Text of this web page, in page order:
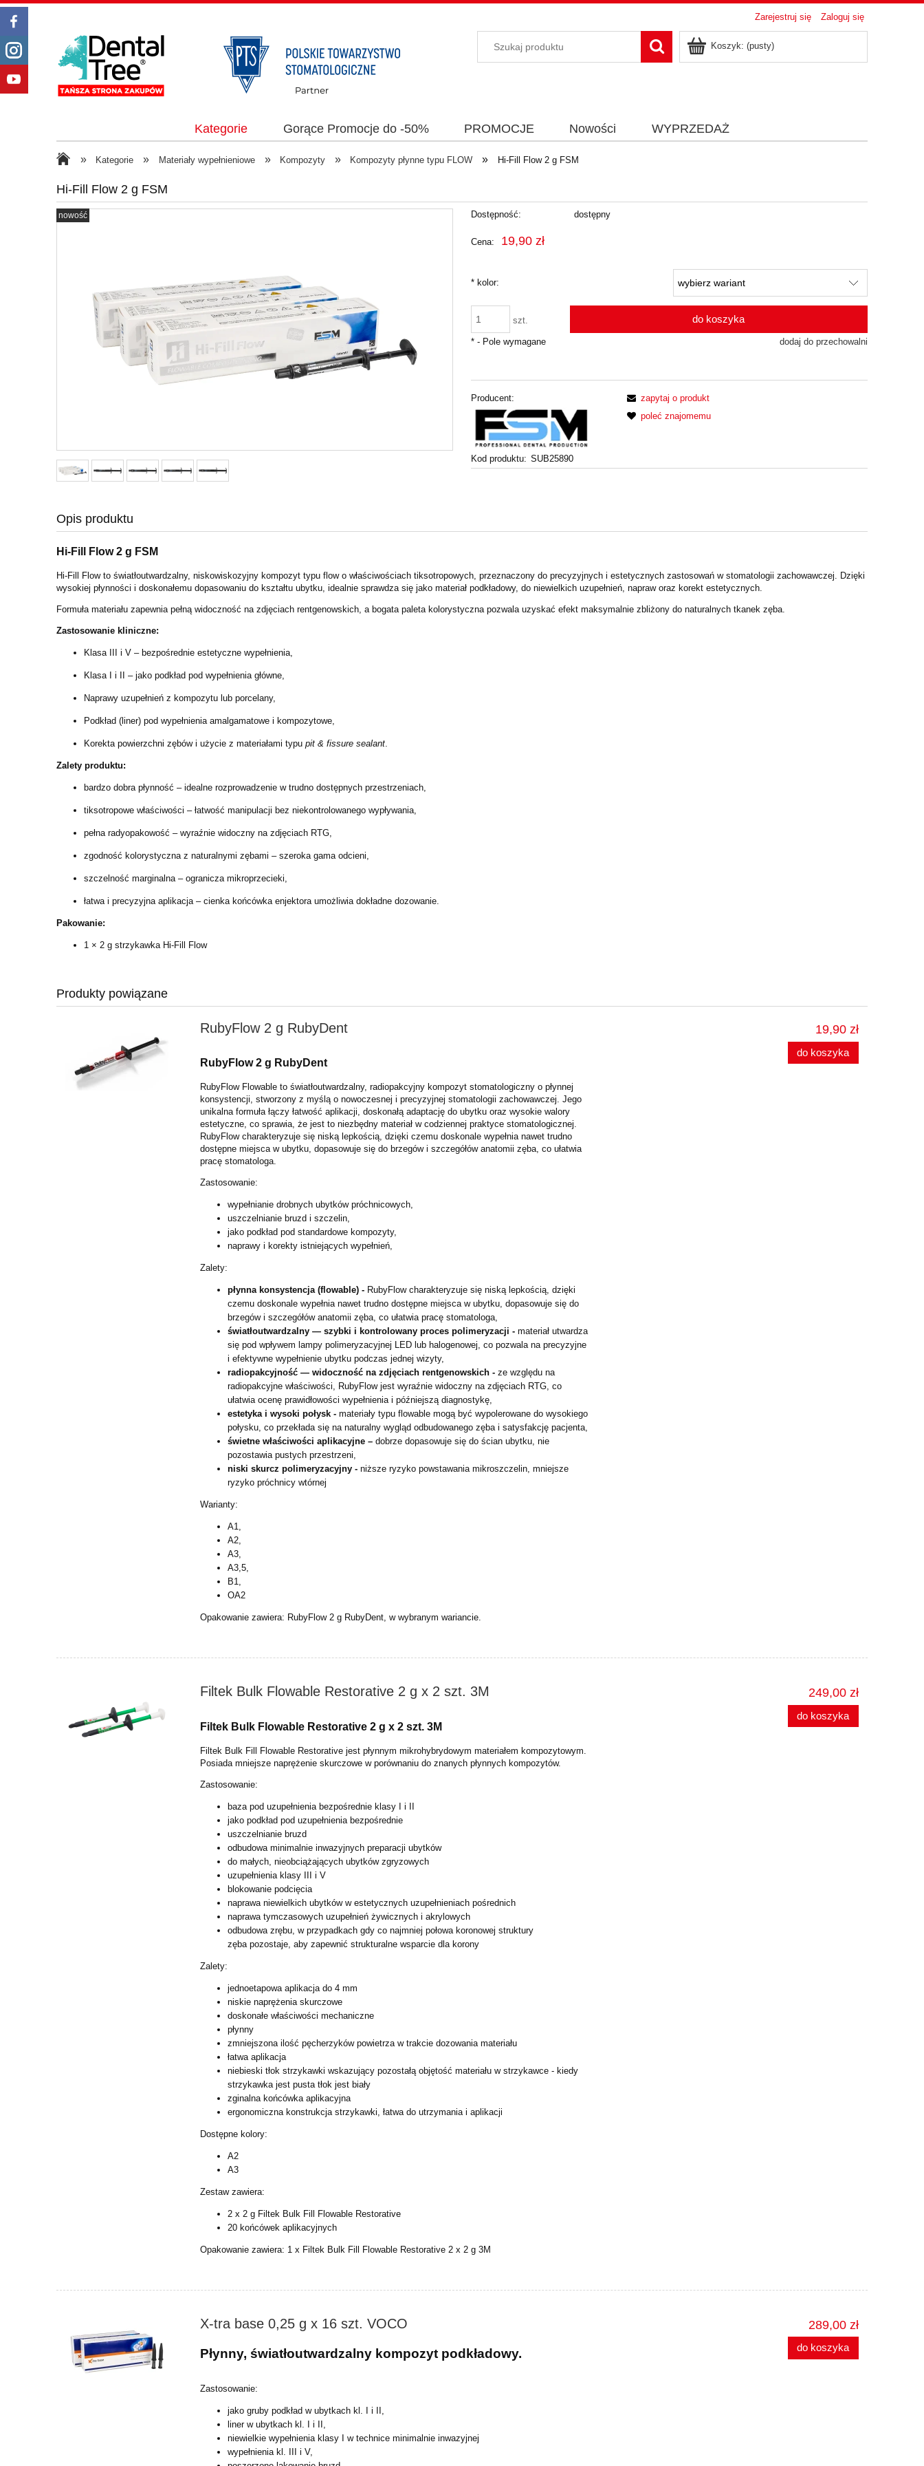
Zarejestruj się Zaloguj się
Koszyk: (pusty)
Kategorie Gorące Promocje do -50% PROMOCJE Nowości WYPRZEDAŻ
» Kategorie » Materiały wypełnieniowe » Kompozyty » Kompozyty płynne typu FLOW » Hi-Fill Flow 2 g FSM
Hi-Fill Flow 2 g FSM
nowość Dostępność: dostępny
Cena: 19,90 zł
*kolor:
szt. do koszyka
dodaj do przechowalni
*- Pole wymagane
Producent:
Kod produktu: SUB25890
zapytaj o produkt
poleć znajomemu
Opis produktu
Hi-Fill Flow 2 g FSM
Hi-Fill Flow to światłoutwardzalny, niskowiskozyjny kompozyt typu flow o właściwościach tiksotropowych, przeznaczony do precyzyjnych i estetycznych zastosowań w stomatologii zachowawczej. Dzięki
wysokiej płynności i doskonałemu dopasowaniu do kształtu ubytku, idealnie sprawdza się jako materiał podkładowy, do niewielkich uzupełnień, napraw oraz korekt estetycznych.
Formuła materiału zapewnia pełną widoczność na zdjęciach rentgenowskich, a bogata paleta kolorystyczna pozwala uzyskać efekt maksymalnie zbliżony do naturalnych tkanek zęba.
Zastosowanie kliniczne:
Klasa III i V – bezpośrednie estetyczne wypełnienia,
Klasa I i II – jako podkład pod wypełnienia główne,
Naprawy uzupełnień z kompozytu lub porcelany,
Podkład (liner) pod wypełnienia amalgamatowe i kompozytowe,
Korekta powierzchni zębów i użycie z materiałami typu pit & fissure sealant
Zalety produktu:
bardzo dobra płynność – idealne rozprowadzenie w trudno dostępnych przestrzeniach,
tiksotropowe właściwości – łatwość manipulacji bez niekontrolowanego wypływania,
pełna radyopakowość – wyraźnie widoczny na zdjęciach RTG,
zgodność kolorystyczna z naturalnymi zębami – szeroka gama odcieni,
szczelność marginalna – ogranicza mikroprzecieki,
łatwa i precyzyjna aplikacja – cienka końcówka enjektora umożliwia dokładne dozowanie.
Pakowanie:
1 × 2 g strzykawka Hi-Fill Flow
Produkty powiązane
RubyFlow 2 g RubyDent
RubyFlow 2 g RubyDent
RubyFlow Flowable to światłoutwardzalny, radiopakcyjny kompozyt stomatologiczny o płynnej
konsystencji, stworzony z myślą o nowoczesnej i precyzyjnej stomatologii zachowawczej. Jego
unikalna formuła łączy łatwość aplikacji, doskonałą adaptację do ubytku oraz wysokie walory
estetyczne, co sprawia, że jest to niezbędny materiał w codziennej praktyce stomatologicznej.
RubyFlow charakteryzuje się niską lepkością, dzięki czemu doskonale wypełnia nawet trudno
dostępne miejsca w ubytku, dopasowuje się do brzegów i szczegółów anatomii zęba, co ułatwia
pracę stomatologa.
Zastosowanie:
wypełnianie drobnych ubytków próchnicowych,
uszczelnianie bruzd i szczelin,
jako podkład pod standardowe kompozyty,
naprawy i korekty istniejących wypełnień,
Zalety:
płynna konsystencja (flowable) - RubyFlow charakteryzuje się niską lepkością, dzięki
czemu doskonale wypełnia nawet trudno dostępne miejsca w ubytku, dopasowuje się do
brzegów i szczegółów anatomii zęba, co ułatwia pracę stomatologa,
światłoutwardzalny — szybki i kontrolowany proces polimeryzacji -materiał utwardza
się pod wpływem lampy polimeryzacyjnej LED lub halogenowej, co pozwala na precyzyjne
i efektywne wypełnienie ubytku podczas jednej wizyty,
radiopakcyjność — widoczność na zdjęciach rentgenowskich -ze względu na
radiopakcyjne właściwości, RubyFlow jest wyraźnie widoczny na zdjęciach RTG, co
ułatwia ocenę prawidłowości wypełnienia i późniejszą diagnostykę,
estetyka i wysoki połysk -materiały typu flowable mogą być wypolerowane do wysokiego
połysku, co przekłada się na naturalny wygląd odbudowanego zęba i satysfakcję pacjenta,
świetne właściwości aplikacyjne –dobrze dopasowuje się do ścian ubytku, nie
pozostawia pustych przestrzeni,
niski skurcz polimeryzacyjny -niższe ryzyko powstawania mikroszczelin, mniejsze
ryzyko próchnicy wtórnej
Warianty:
A1,
A2,
A3,
A3,5,
B1,
OA2
Opakowanie zawiera: RubyFlow 2 g RubyDent, w wybranym wariancie.
19,90 zł
do koszyka
Filtek Bulk Flowable Restorative 2 g x 2 szt. 3M
Filtek Bulk Flowable Restorative 2 g x 2 szt. 3M
Filtek Bulk Fill Flowable Restorative jest płynnym mikrohybrydowym materiałem kompozytowym.
Posiada mniejsze naprężenie skurczowe w porównaniu do znanych płynnych kompozytów.
Zastosowanie:
baza pod uzupełnienia bezpośrednie klasy I i II
jako podkład pod uzupełnienia bezpośrednie
uszczelnianie bruzd
odbudowa minimalnie inwazyjnych preparacji ubytków
do małych, nieobciążających ubytków zgryzowych
uzupełnienia klasy III i V
blokowanie podcięcia
naprawa niewielkich ubytków w estetycznych uzupełnieniach pośrednich
naprawa tymczasowych uzupełnień żywicznych i akrylowych
odbudowa zrębu, w przypadkach gdy co najmniej połowa koronowej struktury
zębapozostaje, aby zapewnić strukturalne wsparcie dla korony
Zalety:
jednoetapowa aplikacja do 4 mm
niskie naprężenia skurczowe
doskonałe właściwości mechaniczne
płynny
zmniejszona ilość pęcherzyków powietrza w trakcie dozowania materiału
łatwa aplikacja
niebieski tłok strzykawki wskazujący pozostałą objętość materiału w strzykawce -kiedy
strzykawka jest pusta tłok jest biały
zginalna końcówka aplikacyjna
ergonomiczna konstrukcja strzykawki, łatwa do utrzymania i aplikacji
Dostępne kolory:
A2
A3
Zestaw zawiera:
2 x 2 g Filtek Bulk Fill Flowable Restorative
20 końcówek aplikacyjnych
Opakowanie zawiera: 1 x Filtek Bulk Fill Flowable Restorative 2 x 2 g 3M
249,00 zł
do koszyka
X-tra base 0,25 g x 16 szt. VOCO
Płynny, światłoutwardzalny kompozyt podkładowy.
Zastosowanie:
jako gruby podkład w ubytkach kl. I i II,
liner w ubytkach kl. I i II,
niewielkie wypełnienia klasy I w technice minimalnie inwazyjnej
wypełnienia kl. III i V,
289,00 zł
do koszyka